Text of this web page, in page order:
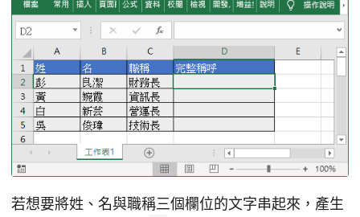
若想要將姓、名與職稱三個欄位的文字串起來，產生